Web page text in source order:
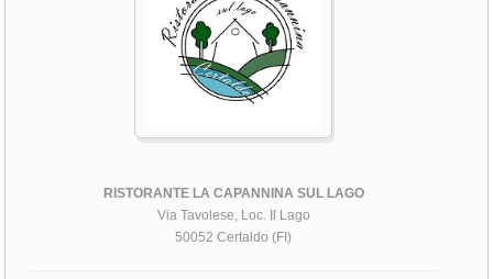
RISTORANTE LA CAPANNINA SUL LAGO
Via Tavolese, Loc. Il Lago
50052 Certaldo (FI)